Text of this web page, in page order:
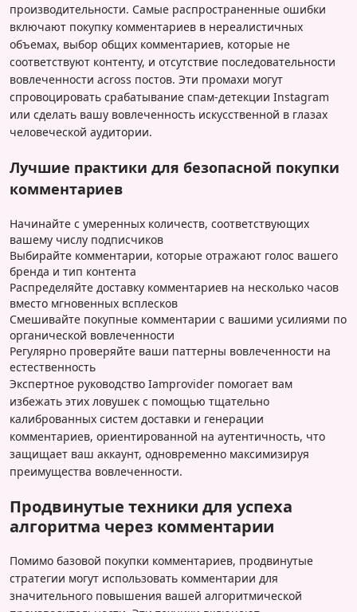
производительности. Самые распространенные ошибки
включают покупку комментариев в нереалистичных
объемах, выбор общих комментариев, которые не
соответствуют контенту, и отсутствие последовательности
вовлеченности across постов. Эти промахи могут
спровоцировать срабатывание спам-детекции Instagram
или сделать вашу вовлеченность искусственной в глазах
человеческой аудитории.
Лучшие практики для безопасной покупки
комментариев
Начинайте с умеренных количеств, соответствующих
вашему числу подписчиков
Выбирайте комментарии, которые отражают голос вашего
бренда и тип контента
Распределяйте доставку комментариев на несколько часов
вместо мгновенных всплесков
Смешивайте покупные комментарии с вашими усилиями по
органической вовлеченности
Регулярно проверяйте ваши паттерны вовлеченности на
естественность
Экспертное руководство Iamprovider помогает вам
избежать этих ловушек с помощью тщательно
калиброванных систем доставки и генерации
комментариев, ориентированной на аутентичность, что
защищает ваш аккаунт, одновременно максимизируя
преимущества вовлеченности.
Продвинутые техники для успеха
алгоритма через комментарии
Помимо базовой покупки комментариев, продвинутые
стратегии могут использовать комментарии для
значительного повышения вашей алгоритмической